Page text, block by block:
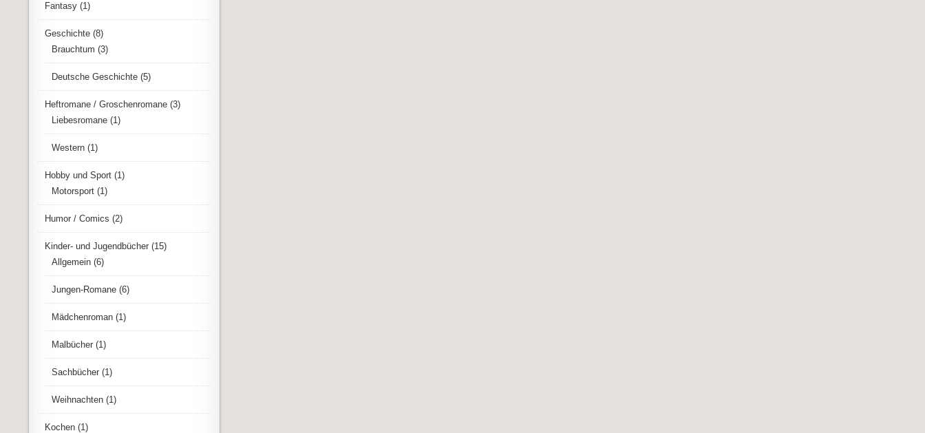
Fantasy (1)
Geschichte (8)
Brauchtum (3)
Deutsche Geschichte (5)
Heftromane / Groschenromane (3)
Liebesromane (1)
Western (1)
Hobby und Sport (1)
Motorsport (1)
Humor / Comics (2)
Kinder- und Jugendbücher (15)
Allgemein (6)
Jungen-Romane (6)
Mädchenroman (1)
Malbücher (1)
Sachbücher (1)
Weihnachten (1)
Kochen (1)